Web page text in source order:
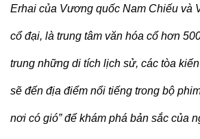
Erhai của Vương quốc Nam Chiếu và
cổ đại, là trung tâm văn hóa cổ hơn
trung những di tích lịch sử, các tòa
sẽ đến địa điểm nổi tiếng trong bộ
nơi có gió” để khám phá bản sắc của